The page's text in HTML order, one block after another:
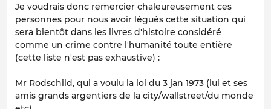
Je voudrais donc remercier chaleureusement ces
personnes pour nous avoir légués cette situation qui
sera bientôt dans les livres d'histoire considéré
comme un crime contre l'humanité toute entière
(cette liste n'est pas exhaustive) :
Mr Rodschild, qui a voulu la loi du 3 jan 1973 (lui et ses
amis grands argentiers de la city/wallstreet/du monde